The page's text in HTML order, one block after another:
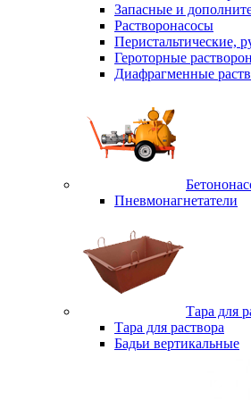
Запасные и
Растворонасосы
Перистальтические,
Героторные
Диафрагменные
Пневмонагнетатели
Тара для
Тара для раствора
Бадьи вертикальные